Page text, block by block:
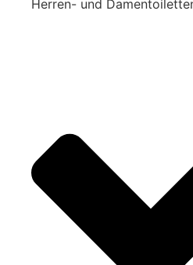
Herren- und